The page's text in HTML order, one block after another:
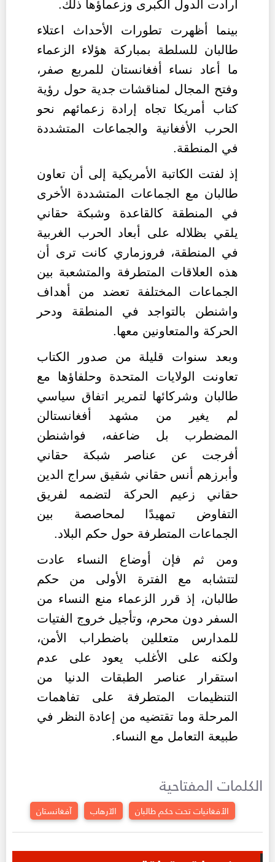
أرادت الدول الكبرى وزعماؤها ذلك.
بينما أظهرت تطورات الأحداث اعتلاء
طالبان للسلطة بمباركة هؤلاء الزعماء
ما أعاد نساء أفغانستان للمربع صفر،
وفتح المجال لمناقشات جدية حول رؤية
كتاب أمريكا تجاه إرادة زعمائهم نحو
الحرب الأفغانية والجماعات المتشددة
في المنطقة.
إذ لفتت الكاتبة الأمريكية إلى أن تعاون
طالبان مع الجماعات المتشددة الأخرى
في المنطقة كالقاعدة وشبكة حقاني
يلقي بظلاله على أبعاد الحرب الغربية
في المنطقة، فروزماري كانت ترى أن
هذه العلاقات المتطرفة والمتشعبة بين
الجماعات المختلفة تعضد من أهداف
واشنطن بالتواجد في المنطقة ودحر
الحركة والمتعاونين معها.
وبعد سنوات قليلة من صدور الكتاب
تعاونت الولايات المتحدة وحلفاؤها مع
طالبان وشركائها لتمرير اتفاق سياسي
لم يغير من مشهد أفغانستالن
المضطرب بل ضاعفه، فواشنطن
أفرجت عن عناصر شبكة حقاني
وأبرزهم أنس حقاني شقيق سراج الدين
حقاني زعيم الحركة لتضمه لفريق
التفاوض تمهيدًا لمحاصصة بين
الجماعات المتطرفة حول حكم البلاد.
ومن ثم فإن أوضاع النساء عادت
لتتشابه مع الفترة الأولى من حكم
طالبان، إذ قرر الزعماء منع النساء من
السفر دون محرم، وتأجيل خروج الفتيات
للمدارس متعللين باضطراب الأمن،
ولكنه على الأغلب يعود على عدم
استقرار عناصر الطبقات الدنيا من
التنظيمات المتطرفة على تفاهمات
المرحلة وما تقتضيه من إعادة النظر في
طبيعة التعامل مع النساء.
الكلمات المفتاحية
الأفغانيات تحت حكم طالبان الآرهاب آفغانستان